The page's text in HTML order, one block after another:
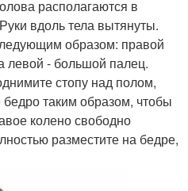
располагаются в
вдоль тела вытянуты.
образом: правой
левой - большой палец.
стопу над полом,
таким образом, чтобы
колено свободно
разместите на бедре,